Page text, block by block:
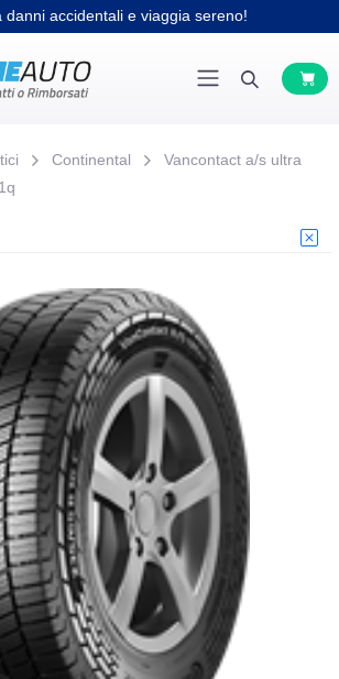
danni accidentali e viaggia sereno!
Continental
Vancontact a/s ultra